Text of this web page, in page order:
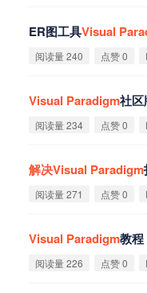
ER图工具Visual
阅读量 240 点赞 0
Visual Paradigm社
阅读量 234 点赞 0
解决Visual Paradigm
阅读量 271 点赞 0
Visual Paradigm教
阅读量 226 点赞 0